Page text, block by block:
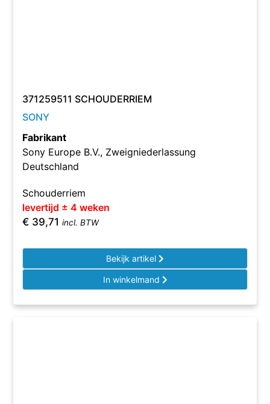
371259511 SCHOUDERRIEM
SONY
Fabrikant
Sony Europe B.V., Zweigniederlassung
Deutschland
Schouderriem
levertijd ± 4 weken
€ 39,71 incl. BTW
Bekijk artikel
In winkelmand